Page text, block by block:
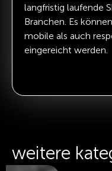
langfristig laufende
Branchen. Es
mobile als auch
eingereicht werden.
weitere